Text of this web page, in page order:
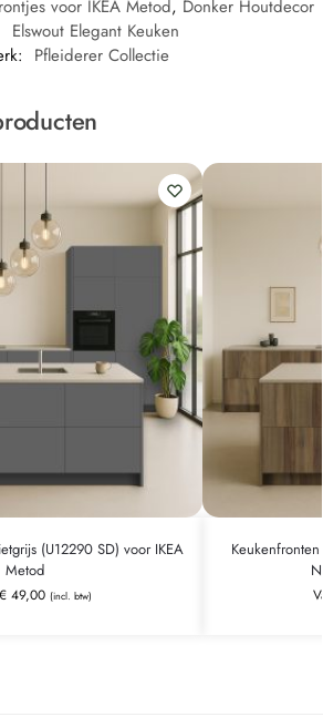
voor IKEA Metod, Donker Houtdecor
Elswout Elegant Keuken
Pfleiderer Collectie
(U12290 SD) voor IKEA
Metod
€49,00 (incl. btw)